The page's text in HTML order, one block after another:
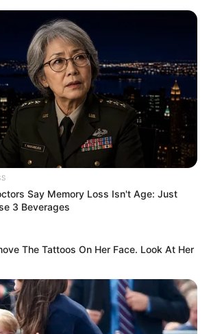
Say Memory Loss Isn't Age: Just
3 Beverages
The Tattoos On Her Face. Look At Her